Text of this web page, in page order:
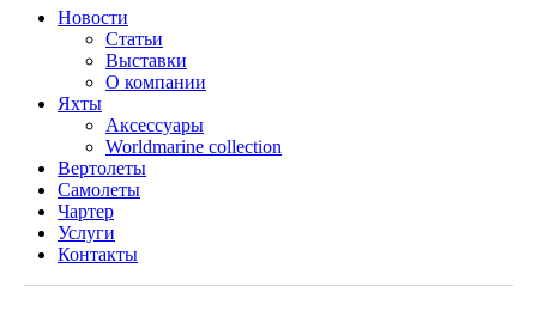
Новости
Статьи
Выставки
О компании
Яхты
Аксессуары
Worldmarine collection
Вертолеты
Самолеты
Чартер
Услуги
Контакты